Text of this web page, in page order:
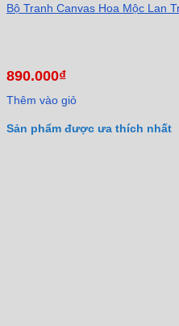
Bộ Tranh Canvas Hoa Mộc Lan
890.000₫
Thêm vào giỏ
Sản phẩm được ưa thích nhất